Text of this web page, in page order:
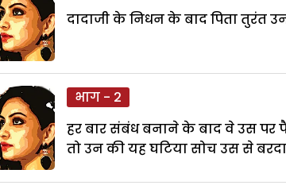
दादाजी के निधन के बाद पिता तुरंत
भाग - 2
हर बार संबंध बनाने के बाद वे उस
तो उन की यह घटिया सोच उस से